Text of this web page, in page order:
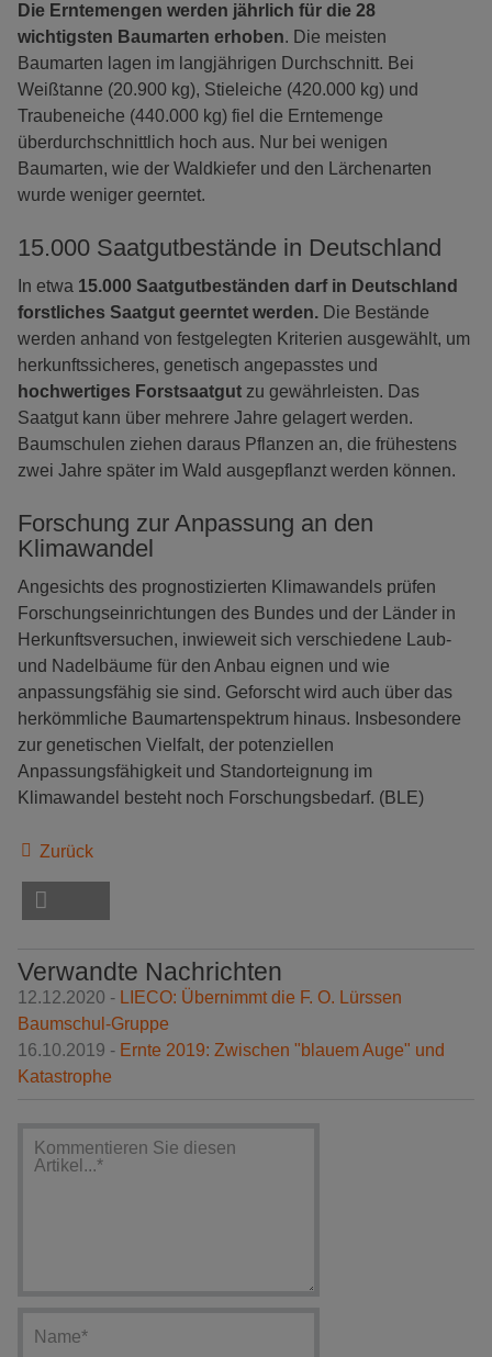
Die Erntemengen werden jährlich für die 28
wichtigsten Baumarten erhoben. Die meisten
Baumarten lagen im langjährigen Durchschnitt. Bei
Weißtanne (20.900 kg), Stieleiche (420.000 kg) und
Traubeneiche (440.000 kg) fiel die Erntemenge
überdurchschnittlich hoch aus. Nur bei wenigen
Baumarten, wie der Waldkiefer und den Lärchenarten
wurde weniger geerntet.
15.000 Saatgutbestände in Deutschland
In etwa 15.000 Saatgutbeständen darf in Deutschland
forstliches Saatgut geerntet werden. Die Bestände
werden anhand von festgelegten Kriterien ausgewählt, um
herkunftssicheres, genetisch angepasstes und
hochwertiges Forstsaatgut zu gewährleisten. Das
Saatgut kann über mehrere Jahre gelagert werden.
Baumschulen ziehen daraus Pflanzen an, die frühestens
zwei Jahre später im Wald ausgepflanzt werden können.
Forschung zur Anpassung an den
Klimawandel
Angesichts des prognostizierten Klimawandels prüfen
Forschungseinrichtungen des Bundes und der Länder in
Herkunftsversuchen, inwieweit sich verschiedene Laub-
und Nadelbäume für den Anbau eignen und wie
anpassungsfähig sie sind. Geforscht wird auch über das
herkömmliche Baumartenspektrum hinaus. Insbesondere
zur genetischen Vielfalt, der potenziellen
Anpassungsfähigkeit und Standorteignung im
Klimawandel besteht noch Forschungsbedarf. (BLE)
Zurück
Verwandte Nachrichten
12.12.2020 - LIECO: Übernimmt die F. O. Lürssen
Baumschul-Gruppe
16.10.2019 - Ernte 2019: Zwischen "blauem Auge" und
Katastrophe